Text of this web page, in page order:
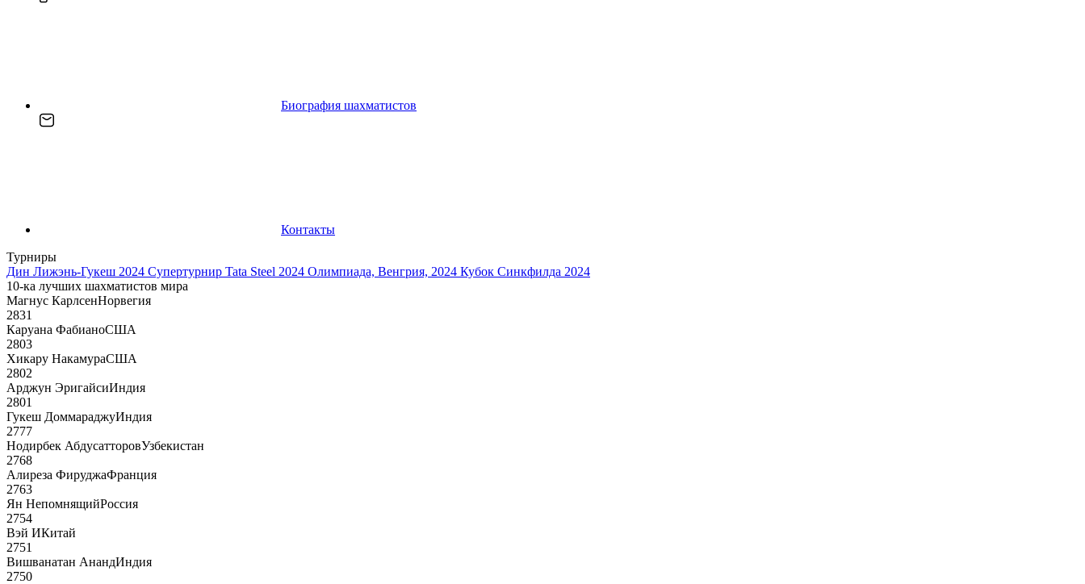
Биография шахматистов
Контакты
Турниры
Дин Лижэнь-Гукеш 2024 Супертурнир Tata Steel 2024 Олимпиада, Венгрия, 2024 Кубок Синкфилда 2024
10-ка лучших шахматистов мира
Магнус КарлсенНорвегия
2831
Каруана ФабианоСША
2803
Хикару НакамураСША
2802
Арджун ЭригайсиИндия
2801
Гукеш ДоммараджуИндия
2777
Нодирбек АбдусатторовУзбекистан
2768
Алиреза ФируджаФранция
2763
Ян НепомнящийРоссия
2754
Вэй ИКитай
2751
Вишванатан АнандИндия
2750